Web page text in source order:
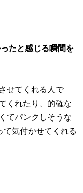
たと感じる瞬間を
せてくれる人で
くれたり、的確な
てパンクしそうな
て気付かせてくれる